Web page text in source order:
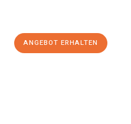
ANGEBOT ERHALTEN